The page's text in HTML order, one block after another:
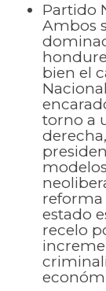
Partido
Ambos
bien el
torno a
reforma
estado
recelo